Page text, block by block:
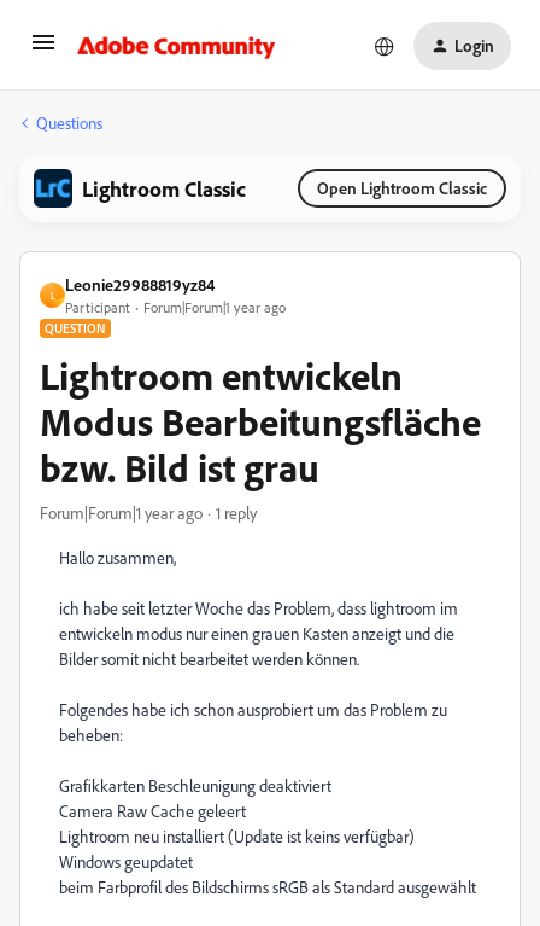
Login
Questions
Lightroom Classic Open Lightroom Classic
L
Leonie29988819yz84
Participant Forum|Forum|1 year ago
QUESTION
Lightroom entwickeln
Modus Bearbeitungsfläche
bzw. Bild ist grau
Forum|Forum|1 year ago 1 reply
Hallo zusammen,
ich habe seit letzter Woche das Problem, dass lightroom im
entwickeln modus nur einen grauen Kasten anzeigt und die
Bilder somit nicht bearbeitet werden können.
Folgendes habe ich schon ausprobiert um das Problem zu
beheben:
Grafikkarten Beschleunigung deaktiviert
Camera Raw Cache geleert
Lightroom neu installiert (Update ist keins verfügbar)
Windows geupdatet
beim Farbprofil des Bildschirms sRGB als Standard ausgewählt